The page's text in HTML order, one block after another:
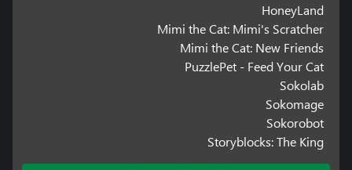
HoneyLand
Mimi the Cat: Mimi's Scratcher
Mimi the Cat: New Friends
PuzzlePet - Feed Your Cat
Sokolab
Sokomage
Sokorobot
Storyblocks: The King